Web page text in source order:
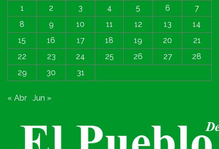
1
2 3 4 5 6
7
8
9 10 11 12 13
14
15
16 17 18 19 20
21
22
23 24 25 26 27
28
29
30 31
« Abr Jun »